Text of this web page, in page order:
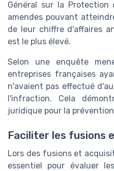
Général sur la Protection
amendes pouvant
de leur chiffre d'affaires
est le plus élevé.
Selon une enquête
entreprises françaises
n'avaient pas effectué
l'infraction. Cela
juridique pour la
Faciliter les fusions
Lors des fusions et
essentiel pour évaluer